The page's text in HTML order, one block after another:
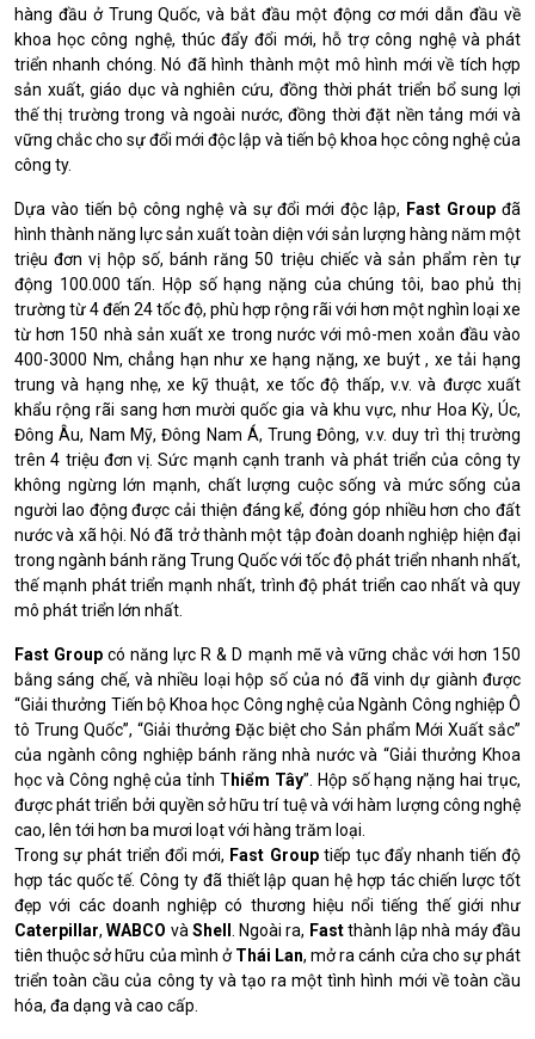
hàng đầu ở Trung Quốc,và bắt đầu một động cơ mới dẫn đầu về
khoa học công nghệ, thúc đẩy đổi mới, hỗ trợ công nghệ và phát
triển nhanh chóng.
Nó đã hình thành một mô hình mới về tích hợp
sản xuất, giáo dục và nghiên cứu, đồng thời phát triển bổ sung lợi
thế thị trường trong và ngoài nước, đồng thời đặt nền tảng mới và
vững chắc cho sự đổi mới độc lập và tiến bộ khoa học công nghệ của
công ty.
Dựa vào tiến bộ công nghệ và sự đổi mới độc lập, Fast Groupđã
hình thành năng lực sản xuất toàn diện với sản lượng hàng năm một
triệu đơn vị hộp số, bánh răng 50 triệu chiếc và sản phẩm rèn tự
động 100.000 tấn.
Hộp số hạng nặng của chúng tôi, bao phủ thị
trường từ 4 đến 24 tốc độ, phù hợp rộng rãi với hơn một nghìn loại xe
từ hơn 150 nhà sản xuất xe trong nước với mô-men xoắn đầu vào
400-3000 Nm, chẳng hạn như xe hạng nặng, xe buýt , xe tải hạng
trung và hạng nhẹ, xe kỹ thuật, xe tốc độ thấp, v.v. và được xuất
khẩu rộng rãi sang hơn mười quốc gia và khu vực, như Hoa Kỳ, Úc,
Đông Âu, Nam Mỹ, Đông Nam Á, Trung Đông, v.v. duy trì thị trường
trên 4 triệu đơn vị.Sức mạnh cạnh tranh và phát triển của công ty
không ngừng lớn mạnh, chất lượng cuộc sống và mức sống của
người lao động được cải thiện đáng kể, đóng góp nhiều hơn cho đất
nước và xã hội. Nó đã trở thành một tập đoàn doanh nghiệp hiện đại
trong ngành bánh răng Trung Quốc với tốc độ phát triển nhanh nhất,
thế mạnh phát triển mạnh nhất, trình độ phát triển cao nhất và quy
mô phát triển lớn nhất.
Fast Groupcó năng lực R & D mạnh mẽ và vững chắc với hơn 150
bằng sáng chế, và nhiều loại hộp số của nó đã vinh dự giành được
“Giải thưởng Tiến bộ Khoa học Công nghệ của Ngành Công nghiệp Ô
tô Trung Quốc”, “Giải thưởng Đặc biệt cho Sản phẩm Mới Xuất sắc”
của ngành công nghiệp bánh răng nhà nước và “Giải thưởng Khoa
học và Công nghệ của tỉnh Thiểm Tây”. Hộp số hạng nặng hai trục,
được phát triển bởi quyền sở hữu trí tuệ và với hàm lượng công nghệ
cao, lên tới hơn ba mươi loạt với hàng trăm loại.
Trong sự phát triển đổi mới, Fast Group tiếp tục đẩy nhanh tiến độ
hợp tác quốc tế.Công ty đã thiết lập quan hệ hợp tác chiến lược tốt
đẹp với các doanh nghiệp có thương hiệu nổi tiếng thế giới như
Caterpillar,WABCO và Shell Ngoài ra, Fastthành lập nhà máy đầu
tiên thuộc sở hữu của mình ởThái Lan, mở ra cánh cửa cho sự phát
triển toàn cầu của công ty và tạo ra một tình hình mới về toàn cầu
hóa, đa dạng và cao cấp.